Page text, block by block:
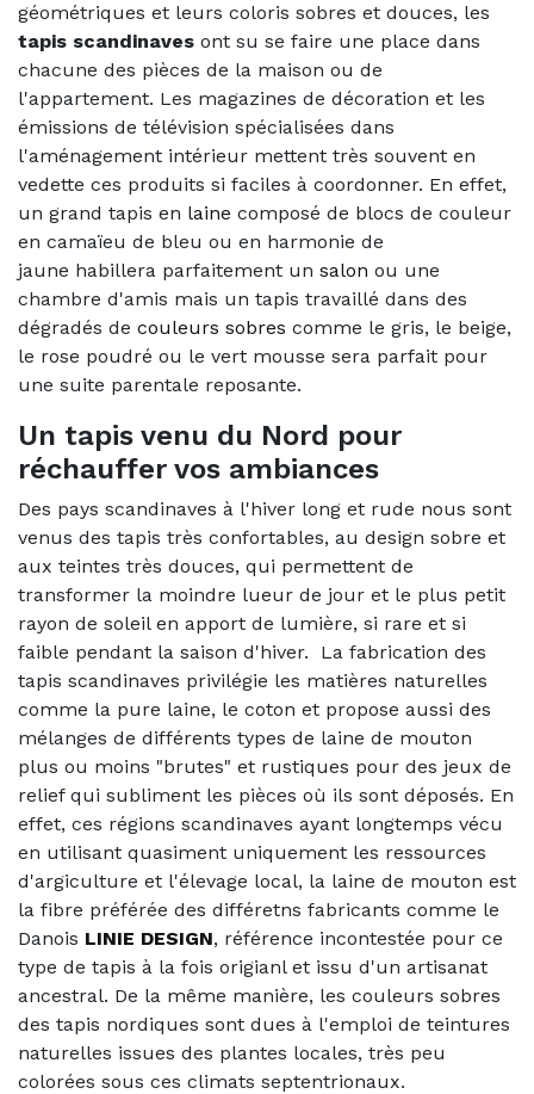
géométriques et leurs coloris sobres et douces, les
tapis scandinaves ont su se faire une place dans
chacune des pièces de la maison ou de
l'appartement. Les magazines de décoration et les
émissions de télévision spécialisées dans
l'aménagement intérieur mettent très souvent en
vedette ces produits si faciles à coordonner. En effet,
un grand tapis en laine composé de blocs de couleur
en camaïeu de bleu ou en harmonie de
jaune habillera parfaitement un salon ou une
chambre d'amis mais un tapis travaillé dans des
dégradés de couleurs sobres comme le gris, le beige,
le rose poudré ou le vert mousse sera parfait pour
une suite parentale reposante.
Un tapis venu du Nord pour
réchauffer vos ambiances
Des pays scandinaves à l'hiver long et rude nous sont
venus des tapis très confortables, au design sobre et
aux teintes très douces, qui permettent de
transformer la moindre lueur de jour et le plus petit
rayon de soleil en apport de lumière, si rare et si
faible pendant la saison d'hiver. La fabrication des
tapis scandinaves privilégie les matières naturelles
comme la pure laine, le coton et propose aussi des
mélanges de différents types de laine de mouton
plus ou moins "brutes" et rustiques pour des jeux de
relief qui subliment les pièces où ils sont déposés. En
effet, ces régions scandinaves ayant longtemps vécu
en utilisant quasiment uniquement les ressources
d'argiculture et l'élevage local, la laine de mouton est
la fibre préférée des différetns fabricants comme le
Danois LINIE DESIGN, référence incontestée pour ce
type de tapis à la fois origianl et issu d'un artisanat
ancestral. De la même manière, les couleurs sobres
des tapis nordiques sont dues à l'emploi de teintures
naturelles issues des plantes locales, très peu
colorées sous ces climats septentrionaux.